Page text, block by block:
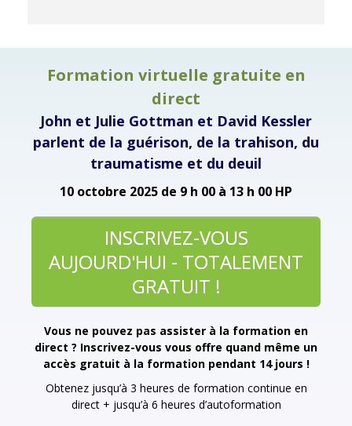
Formation virtuelle gratuite en
direct
John et Julie Gottman et David Kessler
parlent de la guérison, de la trahison, du
traumatisme et du deuil
10 octobre 2025 de 9 h 00 à 13 h 00 HP
INSCRIVEZ-VOUS
AUJOURD'HUI - TOTALEMENT
GRATUIT !
Vous ne pouvez pas assister à la formation en
direct ? Inscrivez-vous vous offre quand même un
accès gratuit à la formation pendant 14 jours !
Obtenez jusqu’à 3 heures de formation continue en
direct + jusqu’à 6 heures d’autoformation